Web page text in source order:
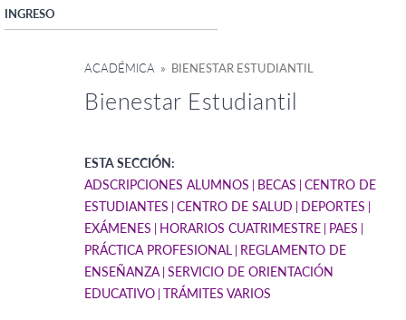
INGRESO
ACADÉMICA » BIENESTAR ESTUDIANTIL
Bienestar Estudiantil
ESTA SECCIÓN:
ADSCRIPCIONES ALUMNOS
BECAS CENTRO DE
ESTUDIANTES CENTRO DE SALUD
DEPORTES
EXÁMENES
HORARIOS CUATRIMESTRE PAES
PRÁCTICA PROFESIONAL
REGLAMENTO DE
ENSEÑANZA SERVICIO DE ORIENTACIÓN
EDUCATIVO TRÁMITES VARIOS